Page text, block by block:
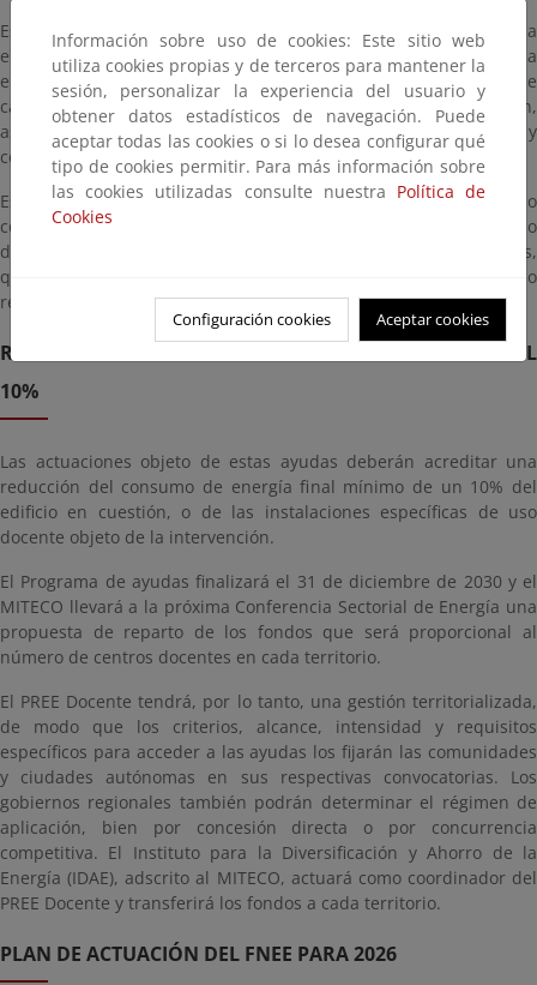
Esta línea de ayudas podrá financiar obras para adecuar la
envolvente térmica de los edificios, mejorar la eficiencia
energética y utilizar energías renovables en las instalaciones de
calefacción, climatización, agua caliente sanitaria e iluminación,
así como la incorporación de sistemas de automatización y
control, entre otras actuaciones.
Este programa complementa el programa PREE terciario, dotado
con 500 millones y aprobado en Conferencia Sectorial el pasado
diciembre, y también el PREE Sanitario, dotado con 168 millones,
que el Consejo de Ministros acordó a inicios de este mes de junio
remitir a la próxima Conferencia Sectorial para su aprobación.
REDUCCIÓN MÍNIMA DEL CONSUMO DE ENERGÍA DEL
10%
Las actuaciones objeto de estas ayudas deberán acreditar una
reducción del consumo de energía final mínimo de un 10% del
edificio en cuestión, o de las instalaciones específicas de uso
docente objeto de la intervención.
El Programa de ayudas finalizará el 31 de diciembre de 2030 y el
MITECO llevará a la próxima Conferencia Sectorial de Energía una
propuesta de reparto de los fondos que será proporcional al
número de centros docentes en cada territorio.
El PREE Docente tendrá, por lo tanto, una gestión territorializada,
de modo que los criterios, alcance, intensidad y requisitos
específicos para acceder a las ayudas los fijarán las comunidades
y ciudades autónomas en sus respectivas convocatorias. Los
gobiernos regionales también podrán determinar el régimen de
aplicación, bien por concesión directa o por concurrencia
competitiva. El Instituto para la Diversificación y Ahorro de la
Energía (IDAE), adscrito al MITECO, actuará como coordinador del
PREE Docente y transferirá los fondos a cada territorio.
PLAN DE ACTUACIÓN DEL FNEE PARA 2026
Información sobre uso de cookies: Este sitio web
utiliza cookies propias y de terceros para mantener la
sesión, personalizar la experiencia del usuario y
obtener datos estadísticos de navegación. Puede
aceptar todas las cookies o si lo desea configurar qué
tipo de cookies permitir. Para más información sobre
las cookies utilizadas consulte nuestra Política de
Cookies
Configuración cookies Aceptar cookies